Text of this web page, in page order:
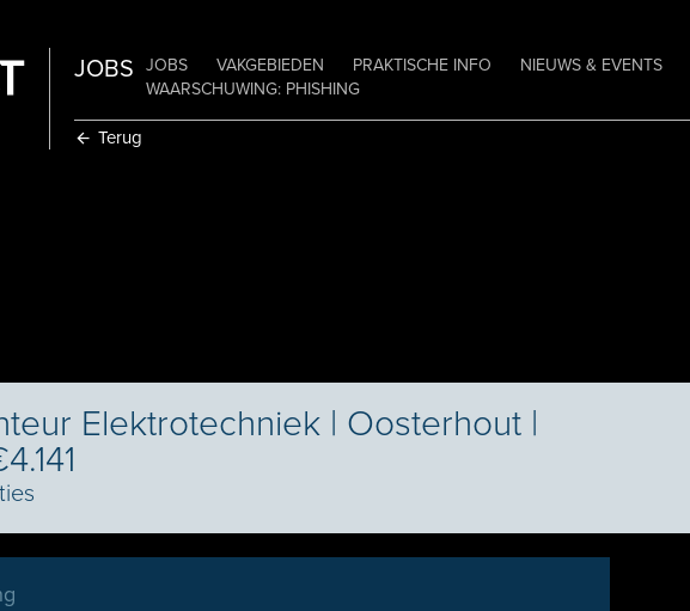
JOBS JOBS VAKGEBIEDEN PRAKTISCHE INFO NIEUWS & EVENTS
WAARSCHUWING: PHISHING
Terug
Elektrotechniek | Oosterhout |